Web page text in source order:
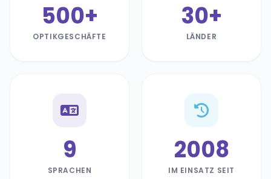
500+
OPTIKGESCHÄFTE
30+
LÄNDER
9
SPRACHEN
2008
IM EINSATZ SEIT